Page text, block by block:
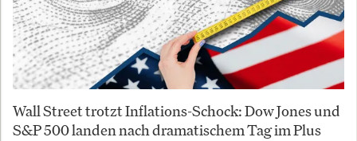
Wall Street trotzt Inflations-Schock: Dow Jones und
S&P 500 landen nach dramatischem Tag im Plus